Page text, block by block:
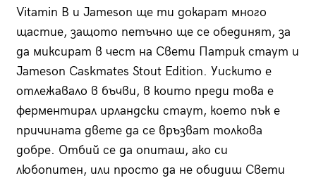
Vitamin B и Jameson ще ти докарат много
щастие, защото петъчно ще се обединят, за
да миксират в чест на Свети Патрик стаут и
Jameson Caskmates Stout Edition. Уискито е
отлежавало в бъчви, в които преди това е
ферментирал ирландски стаут, което пък е
причината двете да се връзват толкова
добре. Отбий се да опиташ, ако си
любопитен, или просто да не обидиш Свети